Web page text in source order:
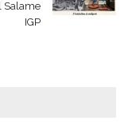
Salame
IGP